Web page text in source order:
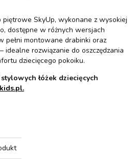
piętrowe SkyUp, wykonane z wysokiej
dostępne w różnych wersjach
pełni montowane drabinki oraz
idealne rozwiązanie do oszczędzania
dziecięcego pokoiku.
łóżek dziecięcych